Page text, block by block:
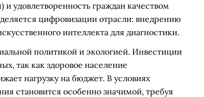
удовлетворенность граждан качеством
цифровизации отрасли: внедрению
интеллекта для диагностики.
политикой и экологией. Инвестиции
так как здоровое население
нагрузку на бюджет. В условиях
становится особенно значимой, требуя